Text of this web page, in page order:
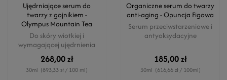
Ujędrniające serum do
twarzy z gojnikiem -
Olympus Mountain Tea
Do skóry wiotkiej i
wymagającej ujędrnienia
268,00 zł
30ml (893,33 zł / 100 ml)
Organiczne serum do twarzy
anti-aging - Opuncja Figowa
Serum przeciwstarzeniowe i
antyoksydacyjne
185,00 zł
30ml (616,66 zł / 100ml)